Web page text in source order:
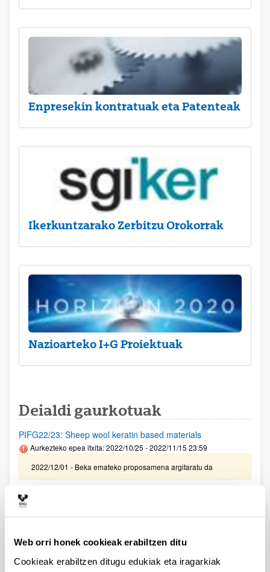
Web orri honek cookieak erabiltzen ditu
Cookieak erabiltzen ditugu edukiak eta iragarkiak
Enpresekin kontratuak eta Patenteak
Ikerkuntzarako Zerbitzu Orokorrak
Nazioarteko I+G Proiektuak
Deialdi gaurkotuak
PIFG22/23: Sheep wool keratin based materials
Aurkezteko epea itxita: 2022/10/25 - 2022/11/15 23:59
2022/12/01 - Beka emateko proposamena argitaratu da
PIFG22/25: “Superconducting circuits”
PIFG22/24: “Optical fiber sensors"
Aurkezteko epea itxita: 2022/10/27 - 2022/11/18 23:59